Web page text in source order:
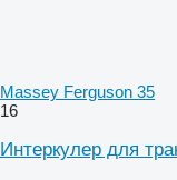
Massey Ferguson 35
16
Интеркулер для